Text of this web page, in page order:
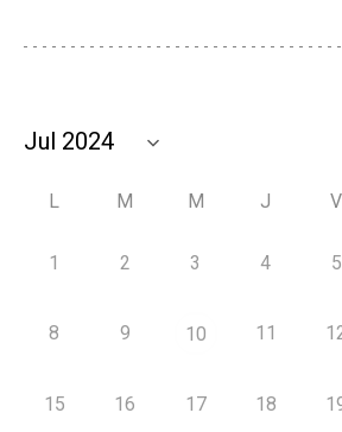
L M M J V
1 2 3 4 5
8 9 10 11
15 16 17 18